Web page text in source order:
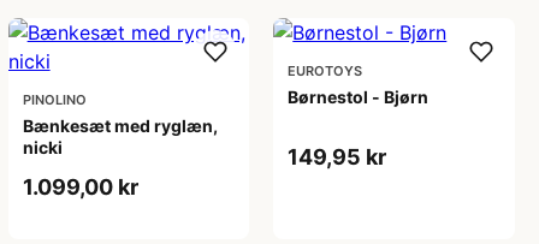
PINOLINO
Bænkesæt med ryglæn,
nicki
1.099,00 kr
EUROTOYS
Børnestol - Bjørn
149,95 kr